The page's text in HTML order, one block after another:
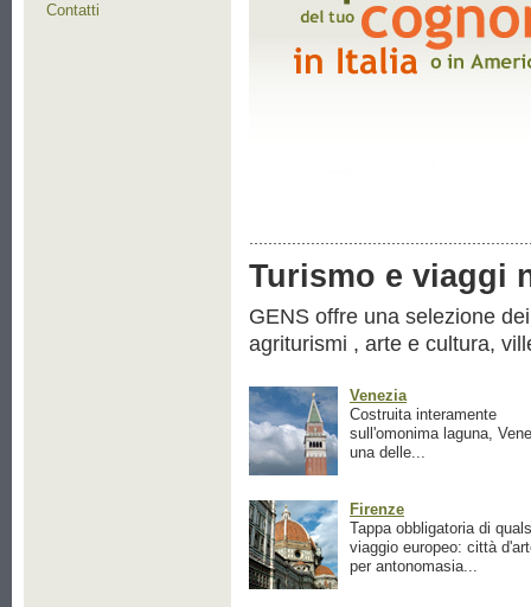
Contatti
Turismo e viaggi
GENS offre una selezione
agriturismi , arte e cultura,
Venezia
Costruita interamente
sull'omonima laguna,
una delle...
Firenze
Tappa obbligatoria di
viaggio europeo: città
per antonomasia...